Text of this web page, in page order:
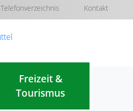
Telefonverzeichnis Kontakt
Freizeit &
Tourismus